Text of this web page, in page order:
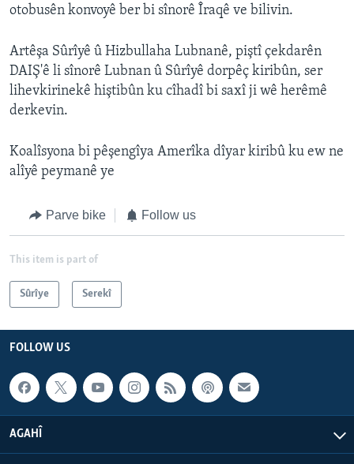
otobusên konvoyê ber bi sînorê Îraqê ve bilivin.
Artêşa Sûrîyê û Hizbullaha Lubnanê, piştî çekdarên
DAIŞ'ê li sînorê Lubnan û Sûrîyê dorpêç kiribûn, ser
lihevkirinekê hiştibûn ku cîhadî bi saxî ji wê herêmê
derkevin.
Koalîsyona bi pêşengîya Amerîka dîyar kiribû ku ew ne
alîyê peymanê ye
Parve bike Follow us
This item is part of
Sûrîye Serekî
FOLLOW US
AGAHÎ